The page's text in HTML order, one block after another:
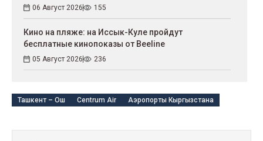
06 Август 2026 155
Кино на пляже: на Иссык-Куле пройдут
беcплатные кинопоказы от Beeline
05 Август 2026 236
Ташкент – Ош Centrum Air Аэропорты Кыргызстана